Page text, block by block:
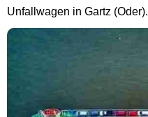
Unfallwagen in Gartz (Oder).